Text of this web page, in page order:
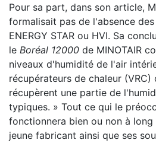
Pour sa part, dans son article,
formalisait pas de l'absence
ENERGY STAR ou HVI. Sa
le Boréal 12000 de MINOTAIR
niveaux d'humidité de l'air
récupérateurs de chaleur (VRC)
récupèrent une partie de
typiques. » Tout ce qui le
fonctionnera bien ou non à
jeune fabricant ainsi que ses